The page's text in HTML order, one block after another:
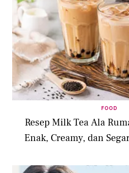
FOOD
Resep Milk Tea Ala
Enak, Creamy, dan